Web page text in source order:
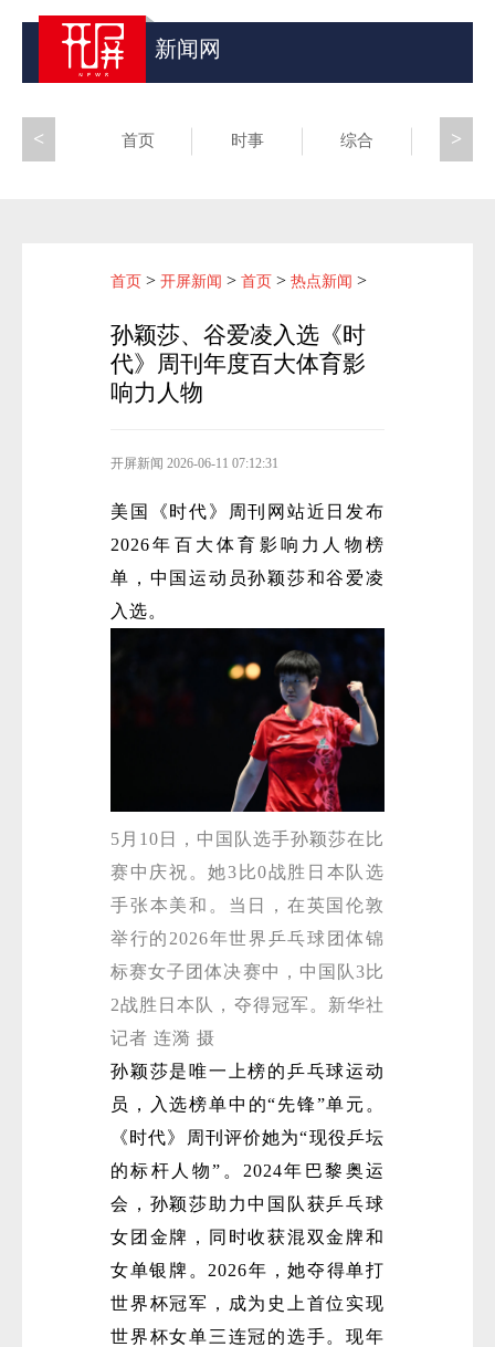
新闻网
首页 时事 综合 昆滇
>
<
首页 > 开屏新闻 > 首页 > 热点新闻 >
孙颖莎、谷爱凌入选《时
代》周刊年度百大体育影
响力人物
开屏新闻 2026-06-11 07:12:31
美国《时代》周刊网站近日发布
2026年百大体育影响力人物榜
单，中国运动员孙颖莎和谷爱凌
入选。
5月10日，中国队选手孙颖莎在比
赛中庆祝。她3比0战胜日本队选
手张本美和。当日，在英国伦敦
举行的2026年世界乒乓球团体锦
标赛女子团体决赛中，中国队3比
2战胜日本队，夺得冠军。新华社
记者 连漪 摄
孙颖莎是唯一上榜的乒乓球运动
员，入选榜单中的“先锋”单元。
《时代》周刊评价她为“现役乒坛
的标杆人物”。2024年巴黎奥运
会，孙颖莎助力中国队获乒乓球
女团金牌，同时收获混双金牌和
女单银牌。2026年，她夺得单打
世界杯冠军，成为史上首位实现
世界杯女单三连冠的选手。现年